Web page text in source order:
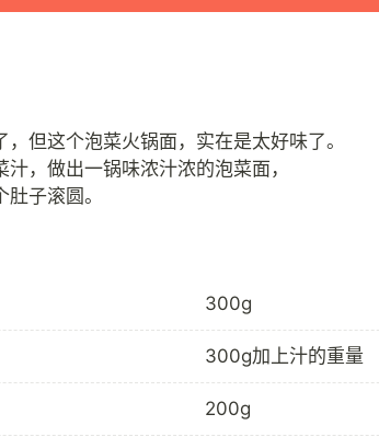
但这个泡菜火锅面，实在是太好味了。
，做出一锅味浓汁浓的泡菜面，
300g
300g加上汁的重量
200g